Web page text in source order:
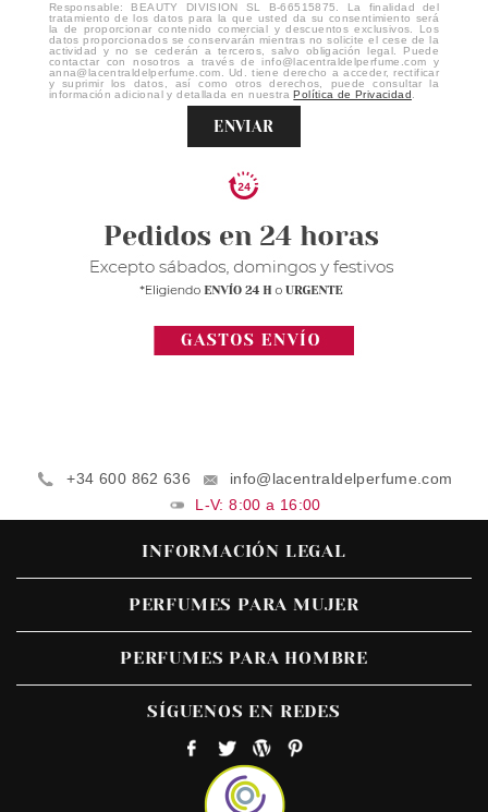
Responsable: BEAUTY DIVISION SL B-66515875. La finalidad del
tratamiento de los datos para la que usted da su consentimiento será
la de proporcionar contenido comercial y descuentos exclusivos. Los
datos proporcionados se conservarán mientras no solicite el cese de la
actividad y no se cederán a terceros, salvo obligación legal. Puede
contactar con nosotros a través de info@lacentraldelperfume.com y
anna@lacentraldelperfume.com. Ud. tiene derecho a acceder, rectificar
y suprimir los datos, así como otros derechos, puede consultar la
información adicional y detallada en nuestraPolítica de Privacidad
ENVIAR
+34 600 862 636
info@lacentraldelperfume.com
L-V: 8:00 a 16:00
INFORMACIÓN LEGAL
PERFUMES PARA MUJER
PERFUMES PARA HOMBRE
SÍGUENOS EN REDES